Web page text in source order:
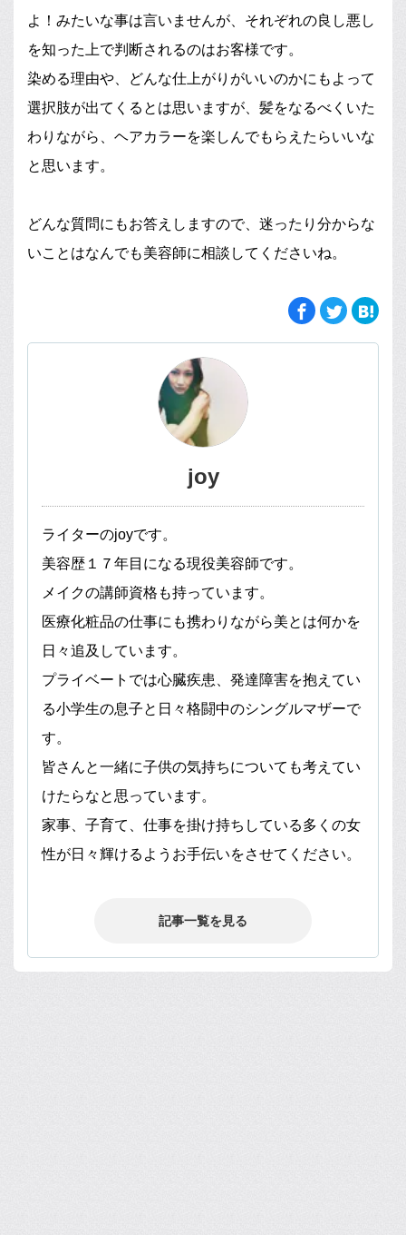
よ！みたいな事は言いませんが、それぞれの良し悪し
を知った上で判断されるのはお客様です。
染める理由や、どんな仕上がりがいいのかにもよって
選択肢が出てくるとは思いますが、髪をなるべくいた
わりながら、ヘアカラーを楽しんでもらえたらいいな
と思います。
どんな質問にもお答えしますので、迷ったり分からな
いことはなんでも美容師に相談してくださいね。
joy
ライターのjoyです。
美容歴１７年目になる現役美容師です。
メイクの講師資格も持っています。
医療化粧品の仕事にも携わりながら美とは何かを
日々追及しています。
プライベートでは心臓疾患、発達障害を抱えてい
る小学生の息子と日々格闘中のシングルマザーで
す。
皆さんと一緒に子供の気持ちについても考えてい
けたらなと思っています。
家事、子育て、仕事を掛け持ちしている多くの女
性が日々輝けるようお手伝いをさせてください。
記事一覧を見る